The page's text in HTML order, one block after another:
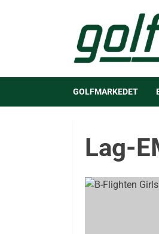
GOLFMARKEDET
Lag-